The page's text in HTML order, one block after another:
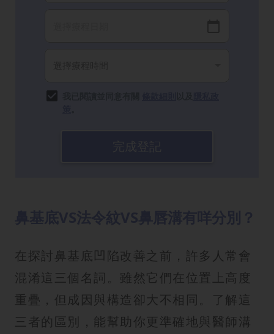
在探討鼻基底凹陷改善之前，許多人常會
混淆這三個名詞。雖然它們在位置上高度
重疊，但成因與構造卻大不相同。了解這
三者的區別，能幫助你更準確地與醫師溝